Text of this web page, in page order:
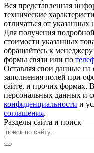
Вся представленная
технические
отличаться от указанных
Для получения
стоимости указанных
обращайтесь к
формы связи или по
Оставляя свои данные на
заполнения полей при
сайте, и прочих формах,
персональных данных и
конфиденциальности и
соглашения.
Разделы сайта и поиск